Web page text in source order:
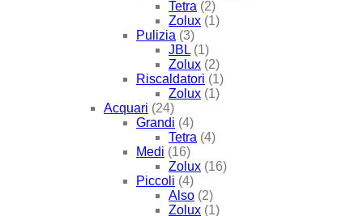
Tetra (2)
Zolux (1)
Pulizia (3)
JBL (1)
Zolux (2)
Riscaldatori (1)
Zolux (1)
Acquari (24)
Grandi (4)
Tetra (4)
Medi (16)
Zolux (16)
Piccoli (4)
Also (2)
Zolux (1)